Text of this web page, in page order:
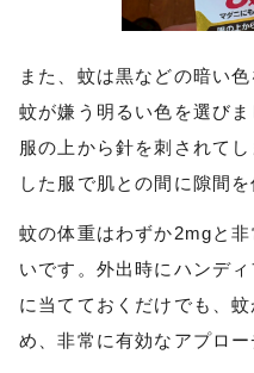
また、蚊は黒などの暗い色
蚊が嫌う明るい色を選び
服の上から針を刺されて
した服で肌との間に隙間を
蚊の体重はわずか2mgと
いです。外出時にハンデ
に当てておくだけでも、
め、非常に有効なアプロー